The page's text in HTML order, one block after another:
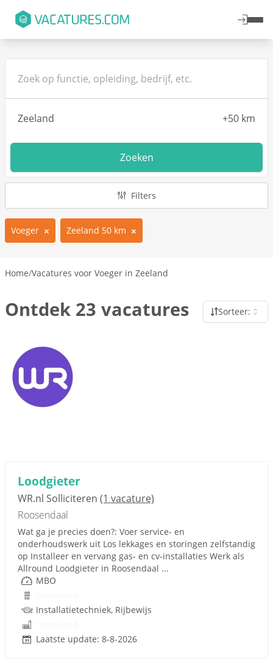
Zoeken
Filters
Voeger Zeeland 50 km
Home/Vacatures voor Voeger in Zeeland
Ontdek 23 vacatures Sorteer:
Loodgieter
WR.nl Solliciteren (1 vacature)
Roosendaal
Wat ga je precies doen?: Voer service- en
onderhoudswerk uit Los lekkages en storingen zelfstandig
op Installeer en vervang gas- en cv-installaties Werk als
Allround Loodgieter in Roosendaal ...
MBO
Installatietechniek, Rijbewijs
Laatste update: 8-8-2026